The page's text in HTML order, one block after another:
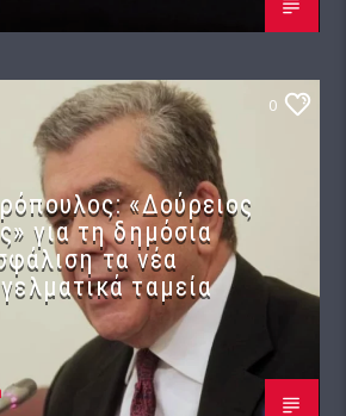
0
«Δούρειος
για τη δημόσια
τα νέα
ταμεία